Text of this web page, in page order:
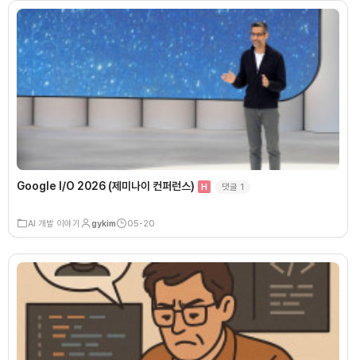
Google I/O 2026 (제미나이 컨퍼런스) H 댓글 1
AI 개발 이야기 gykim 05-20